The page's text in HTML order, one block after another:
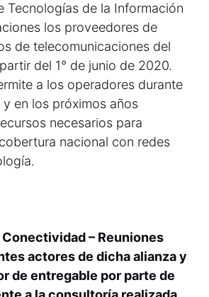
Tecnologías de la Información
los proveedores de
de telecomunicaciones del
del 1° de junio de 2020.
a los operadores durante
en los próximos años
necesarios para
nacional con redes
Conectividad – Reuniones
actores de dicha alianza y
de entregable por parte de